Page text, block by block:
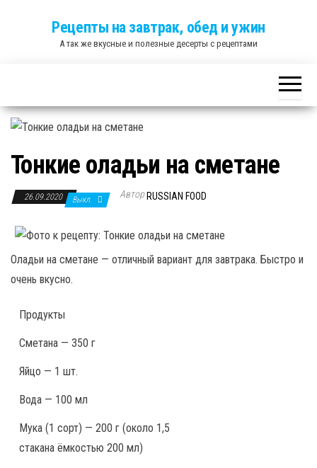
Рецепты на завтрак, обед и ужин
А так же вкусные и полезные десерты с рецептами
Тонкие оладьи на сметане
26.09.2020 Выкл. Автор RUSSIAN FOOD
Оладьи на сметане — отличный вариант для завтрака. Быстро и
очень вкусно.
Продукты
Сметана — 350 г
Яйцо — 1 шт.
Вода — 100 мл
Мука (1 сорт) — 200 г (около 1,5
стакана ёмкостью 200 мл)